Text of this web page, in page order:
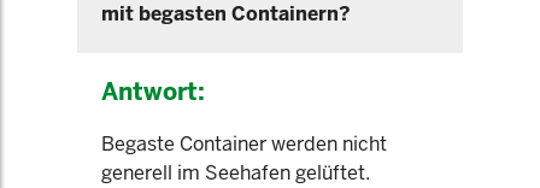
mit begasten Containern?
Antwort:
Begaste Container werden nicht
generell im Seehafen gelüftet.